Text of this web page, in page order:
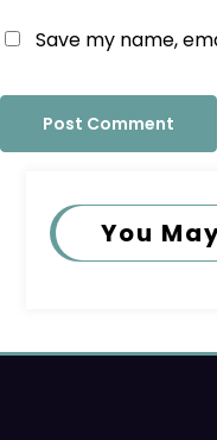
Save my name,
You